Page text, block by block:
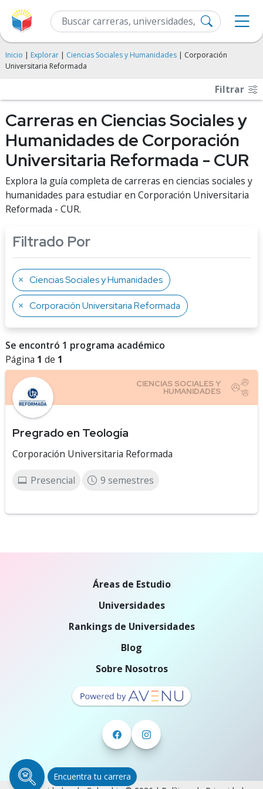
Inicio | Explorar | Ciencias Sociales y Humanidades | Corporación
Universitaria Reformada
Filtrar
Carreras en Ciencias Sociales y
Humanidades de Corporación
Universitaria Reformada - CUR
Explora la guía completa de carreras en ciencias sociales y
humanidades para estudiar en Corporación Universitaria
Reformada - CUR.
Filtrado Por
Ciencias Sociales y Humanidades
Corporación Universitaria Reformada
Se encontró 1 programa académico
Página 1 de 1
Pregrado en Teología
Corporación Universitaria Reformada
Presencial 9 semestres
Encuentra tu carrera
Áreas de Estudio
Universidades
Rankings de Universidades
Blog
Sobre Nosotros